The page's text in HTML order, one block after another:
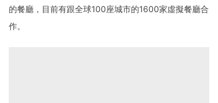
的餐廳，目前有跟全球100座城市的1600家虛擬餐廳合
作。